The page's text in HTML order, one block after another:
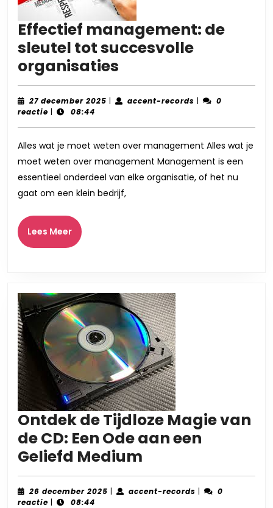
Effectief management: de
sleutel tot succesvolle
organisaties
management:
de
tot
succesvolle
organisaties
27 december 2025 27| accent-records accent-
|
0
reactie | 08:44
Alles wat je moet weten over management Alles wat je
moet weten over management Management is een
essentieel onderdeel van elke organisatie, of het nu
gaat om een klein bedrijf,
Lees MeerLees
Meer
Ontdek de Tijdloze Magie van
de CD: Een Ode aan een
Geliefd Medium
de
Tijdloze
26 december 2025 26
| accent-records accent-
|
0
reactie | 08:44